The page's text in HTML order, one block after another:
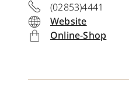
(02853)4441
Website
Online-Shop